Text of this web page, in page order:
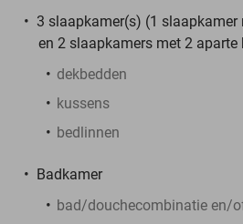
3 slaapkamer(s) (1 slaapkamer
en 2 slaapkamers met 2
dekbedden
kussens
bedlinnen
Badkamer
bad/douchecombinatie en/